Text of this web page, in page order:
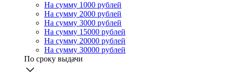
На сумму 1000 рублей
На сумму 2000 рублей
На сумму 3000 рублей
На сумму 15000 рублей
На сумму 20000 рублей
На сумму 30000 рублей
По сроку выдачи